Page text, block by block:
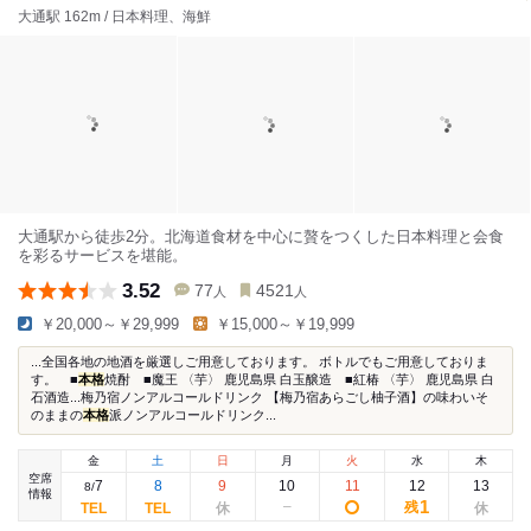
大通駅 162m / 日本料理、海鮮
大通駅から徒歩2分。北海道食材を中心に贅をつくした日本料理と会食
を彩るサービスを堪能。
3.52 77 人 4521 人
￥20,000～￥29,999 ￥15,000～￥19,999
...全国各地の地酒を厳選しご用意しております。 ボトルでもご用意しておりま
す。 ■本格焼酎 ■魔王 〈芋〉 鹿児島県 白玉醸造 ■紅椿 〈芋〉 鹿児島県 白
石酒造...梅乃宿ノンアルコールドリンク 【梅乃宿あらごし柚子酒】の味わいそ
のままの本格派ノンアルコールドリンク...
空席
情報
金
8/7
土
8
日
9
月
10
火
11
水
12
残1
木
13